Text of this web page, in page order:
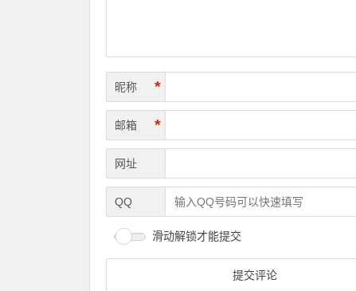
昵称 *
邮箱 *
网址
QQ
滑动解锁才能提交